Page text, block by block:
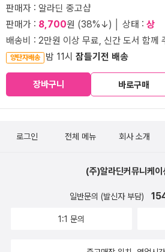
판매자 : 알라딘 중고샵
판매가 : 8,700원 (38%↓) │ 상태 : 상
배송비 : 2만원 이상 무료, 신간 도서 함께
양탄자배송 밤 11시 잠들기전 배송
장바구니 바로구매
로그인 전체 메뉴 회사 소개
(주)알라딘커뮤니케이
일반문의 (발신자 부담)
1:1 문의